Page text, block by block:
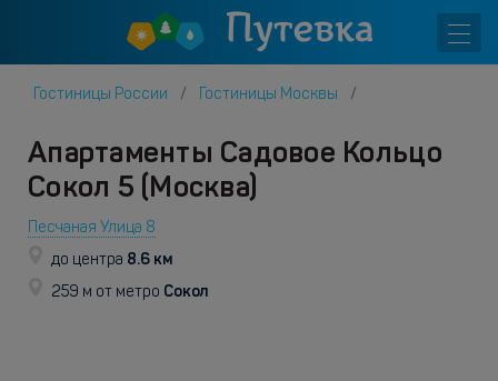
Гостиницы России Гостиницы Москвы
Апартаменты Садовое Кольцо
Сокол 5 (Москва)
Песчаная Улица 8
до центра 8.6 км
259 м от метро Сокол